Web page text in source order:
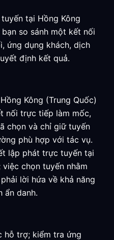
tại Hồng Kông
so sánh một kết nối
ứng dụng khách, dịch
định kết quả.
Kông (Trung Quốc)
nối trực tiếp làm mốc,
chọn và chỉ giữ tuyến
phù hợp với tác vụ.
lập phát trực tuyến tại
việc chọn tuyến nhằm
lời hứa về khả năng
ẩn danh.
hỗ trợ; kiểm tra ứng